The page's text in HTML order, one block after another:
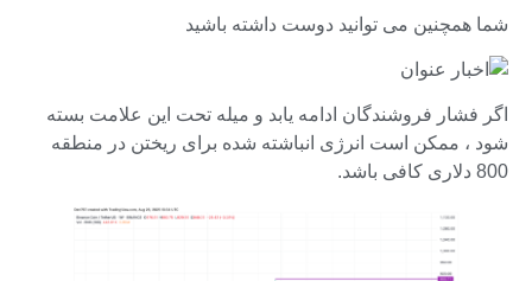
شما همچنین می توانید دوست داشته باشید
اگر فشار فروشندگان ادامه یابد و میله تحت این علامت بسته
شود ، ممکن است انرژی انباشته شده برای ریختن در منطقه
800 دلاری کافی باشد.